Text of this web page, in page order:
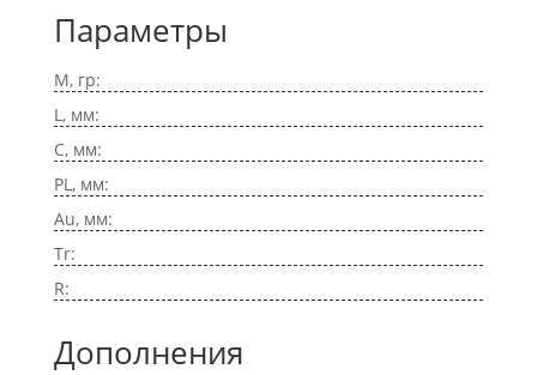
Параметры
M, гр:
L, мм:
C, мм:
PL, мм:
Au, мм:
Tr:
R:
Дополнения